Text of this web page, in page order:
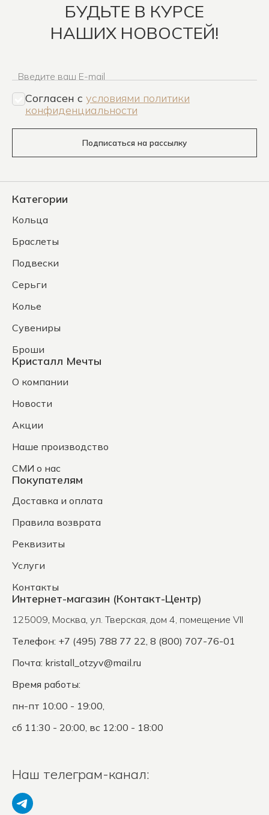
БУДЬТЕ В КУРСЕ
НАШИХ НОВОСТЕЙ!
Введите ваш E-mail
Согласен c условиями политики
конфиденциальности
Подписаться на рассылку
Категории
Кольца
Браслеты
Подвески
Серьги
Колье
Сувениры
Броши
Кристалл Мечты
О компании
Новости
Акции
Наше производство
СМИ о нас
Покупателям
Доставка и оплата
Правила возврата
Реквизиты
Услуги
Контакты
Интернет-магазин (Контакт-Центр)
125009, Москва, ул. Тверская, дом 4, помещение VII
Телефон: +7 (495) 788 77 22, 8 (800) 707-76-01
Почта: kristall_otzyv@mail.ru
Время работы:
пн-пт 10:00 - 19:00,
сб 11:30 - 20:00, вс 12:00 - 18:00
Наш телеграм-канал: